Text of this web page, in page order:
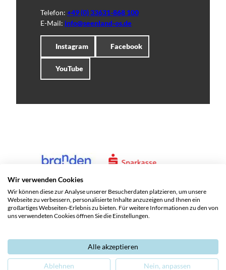
Telefon: +49 (0) 33631-868 100
E-Mail: info@seenland-os.de
Instagram Facebook
YouTube
Service und Kontakte
Datenschutz
Wir verwenden Cookies
Wir können diese zur Analyse unserer Besucherdaten platzieren, um unsere
Webseite zu verbessern, personalisierte Inhalte anzuzeigen und Ihnen ein
großartiges Webseiten-Erlebnis zu bieten. Für weitere Informationen zu den von
uns verwendeten Cookies öffnen Sie die Einstellungen.
Alle akzeptieren
Ablehnen Nein, anpassen